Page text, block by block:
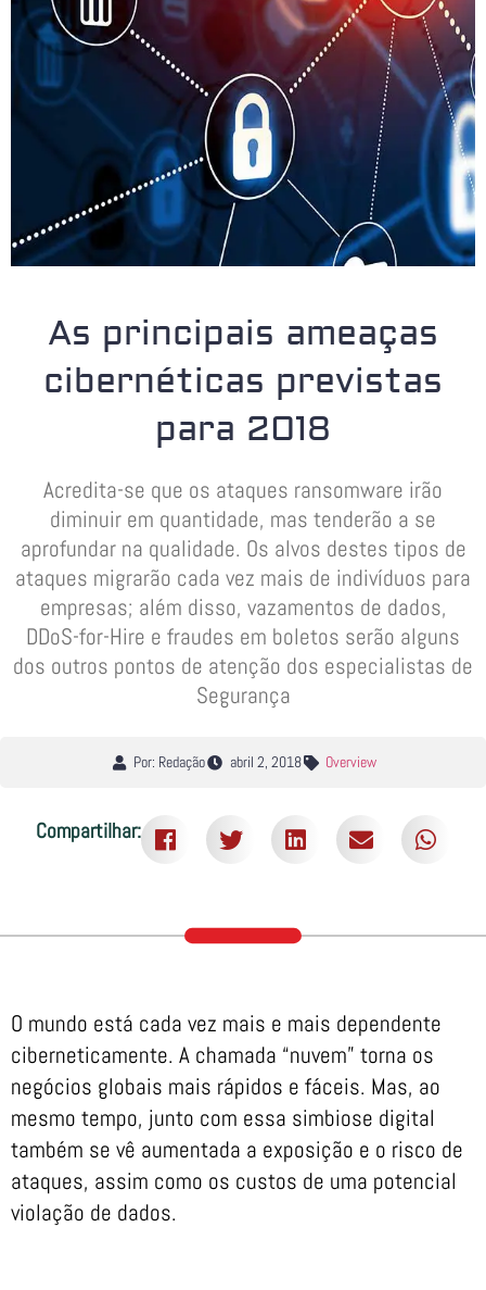
As principais ameaças
cibernéticas previstas
para 2018
Acredita-se que os ataques ransomware irão
diminuir em quantidade, mas tenderão a se
aprofundar na qualidade. Os alvos destes tipos de
ataques migrarão cada vez mais de indivíduos para
empresas; além disso, vazamentos de dados,
DDoS-for-Hire e fraudes em boletos serão alguns
dos outros pontos de atenção dos especialistas de
Segurança
Por: Redação abril 2, 2018 Overview
Compartilhar:
O mundo está cada vez mais e mais dependente
ciberneticamente. A chamada “nuvem” torna os
negócios globais mais rápidos e fáceis. Mas, ao
mesmo tempo, junto com essa simbiose digital
também se vê aumentada a exposição e o risco de
ataques, assim como os custos de uma potencial
violação de dados.